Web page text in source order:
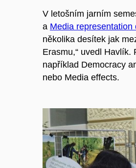
V letošním jarním
a Media
několika desítek jak
Erasmu,“ uvedl
například Democracy
nebo Media effects.